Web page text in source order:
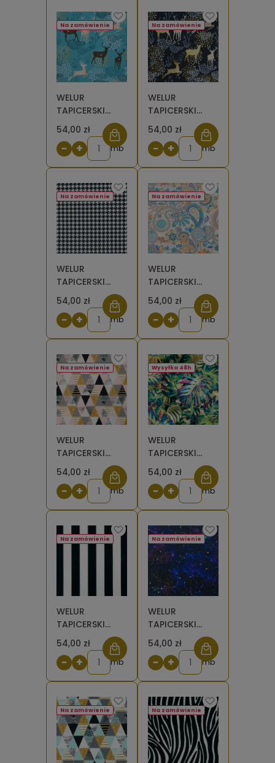
dostępności
WELUR
TAPICERSKI
Jelenie złote na
turkusie [6-8]
54,00 zł
Na zamówienie
− + mb
WELUR
TAPICERSKI
Jelenie złote na
czarnym [6-8]
54,00 zł
Na zamówienie
− + mb
WELUR
TAPICERSKI
Pepitka mała
[6-8]
54,00 zł
Na zamówienie
− + mb
WELUR
TAPICERSKI
Arabia -
paisley [6-8]
54,00 zł
Na zamówienie
− + mb
WELUR
TAPICERSKI
Trójkąty
różowo-złote
[6-8]
54,00 zł
Na zamówienie
− + mb
WELUR
TAPICERSKI
Monstera
kolorowe
54,00 zł
Wysyłka 48h
− + mb
WELUR
TAPICERSKI
Pasy czarno-
białe [6-8]
54,00 zł
Na zamówienie
− + mb
WELUR
TAPICERSKI
Galaktyka [6-
8]
54,00 zł
Na zamówienie
− + mb
Na zamówienie Na zamówienie